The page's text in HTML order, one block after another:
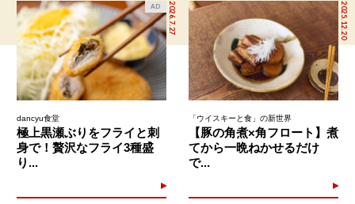
2026.7.27
AD
dancyu食堂
極上黒瀬ぶりをフライと刺
身で！贅沢なフライ3種盛
り...
2025.12.20
「ウイスキーと食」の新世界
【豚の角煮×角フロート】煮
てから一晩ねかせるだけ
で...